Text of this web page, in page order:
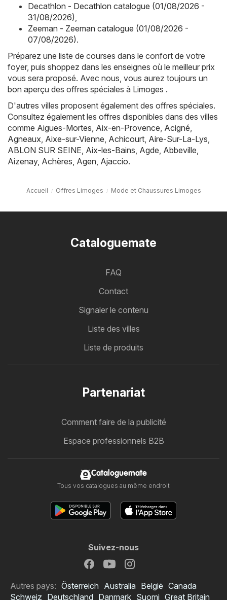
Decathlon - Decathlon catalogue (01/08/2026 -
31/08/2026),
Zeeman - Zeeman catalogue (01/08/2026 -
07/08/2026).
Préparez une liste de courses dans le confort de votre
foyer, puis shoppez dans les enseignes où le meilleur prix
vous sera proposé. Avec nous, vous aurez toujours un
bon aperçu des offres spéciales à Limoges .
D'autres villes proposent également des offres spéciales.
Consultez également les offres disponibles dans des villes
comme Aigues-Mortes, Aix-en-Provence, Acigné,
Agneaux, Aixe-sur-Vienne, Achicourt, Aire-Sur-La-Lys,
ABLON SUR SEINE, Aix-les-Bains, Agde, Abbeville,
Aizenay, Achères, Agen, Ajaccio.
Accueil Offres Limoges Mode et Chaussures Limoges
Cataloguemate
FAQ
Contact
Signaler le contenu
Liste des villes
Liste de produits
Partenariat
Comment faire de la publicité
Espace professionnels B2B
Cataloguemate
Tous vos catalogues au même endroit
Suivez-nous
Autres pays: Österreich Australia België Canada
Schweiz Deutschland Danmark Suomi Great Britain